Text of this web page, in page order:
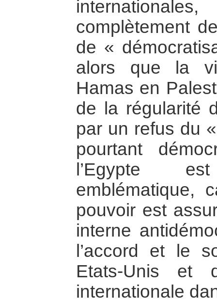
complètement
de «
alors que la
Hamas en
de la régularité
par un refus du
pourtant
l’Egypte
emblématique,
pouvoir est
interne
l’accord et le
Etats-Unis et
internationale